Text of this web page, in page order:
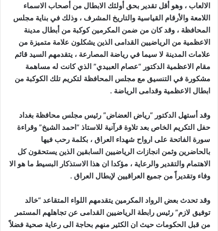
الالعاب ، وهو أقل تقدير بحق أولئك الابطال من أصحاب الاسماء
اللامعة والأرقام القياسية والتاريخ المشرف ، وذلك في بناية مجلس
المحافظة ، وقد كان من ضمن المكرمين كوكبة من أبطال مدينة
الاعظمية من الرياضيين القدامى الذين يشكلون علامة متميزة من
علامات المدينة لا سيما في رياضة المصارعة ، يتقدمهم السيد قائم
مقام الاعظمية الدكتور “عصام العبيدي” الذي كانت له مساهمة
مشكورة في التنسيق مع مجلس المحافظة لتكريم تلك الكوكبة من
ابطال الاعظمية وقدامى الرياضة .
وقد أستهل الدكتور “رياض العضاض” رئيس مجلس محافظة بغداد
حفل التكريم الخاص بعد تلاوة قرآنية للاستاذ “احمد الشيخ” وقراءة
سورة الفاتحة على ارواح شهداء العراق ، بكلمة رحب فيها
بالحاضرين وثمن انجازات الرياضيين السابقين الذين يستحقون كل
الاهتمام والتقدير والرعاية ، مؤكدا ان هذا الاستذكار البسيط ما هو الا
وفاء وتقديراً من جميع العراقيين لإبطال العراق .
وقد تحدث بعض الرواد المكرمين يتقدمهم اللواء المتقاعد “خالد
توفيق لازم” رئيس رابطة الرياضيين القدامى عن تجاهلهم المستمر
من قبل الحكومات حيث ان الكثير منهم بحاجة الى رعاية صحية فضلاً